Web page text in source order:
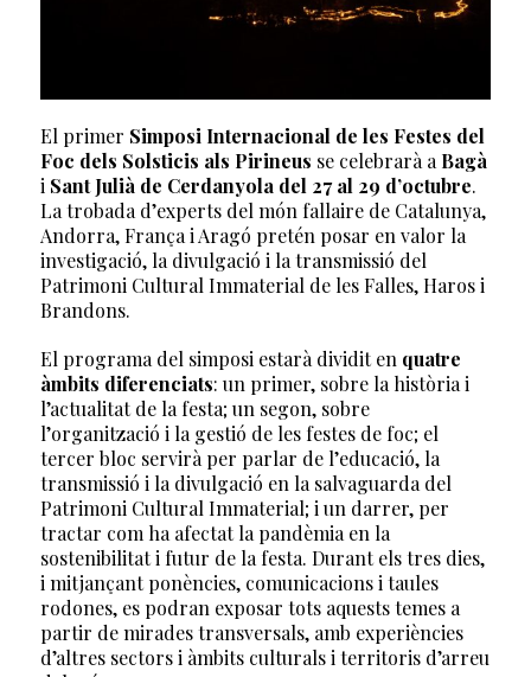
El primer Simposi Internacional de les Festes del
Foc dels Solsticis als Pirineus se celebrarà a Bagà
i Sant Julià de Cerdanyola del 27 al 29 d’octubre.
La trobada d’experts del món fallaire de Catalunya,
Andorra, França i Aragó pretén posar en valor la
investigació, la divulgació i la transmissió del
Patrimoni Cultural Immaterial de les Falles, Haros i
Brandons.
El programa del simposi estarà dividit en quatre
àmbits diferenciats: un primer, sobre la història i
l’actualitat de la festa; un segon, sobre
l’organització i la gestió de les festes de foc; el
tercer bloc servirà per parlar de l’educació, la
transmissió i la divulgació en la salvaguarda del
Patrimoni Cultural Immaterial; i un darrer, per
tractar com ha afectat la pandèmia en la
sostenibilitat i futur de la festa. Durant els tres dies,
i mitjançant ponències, comunicacions i taules
rodones, es podran exposar tots aquests temes a
partir de mirades transversals, amb experiències
d’altres sectors i àmbits culturals i territoris d’arreu